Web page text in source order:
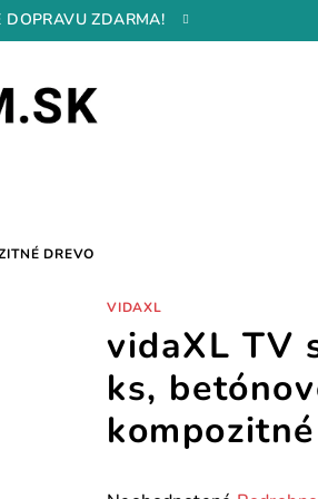
DOPRAVU ZDARMA!
DREVO
VIDAXL
vidaXL TV
ks,